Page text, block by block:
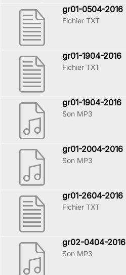
gr01-0504-2016
Fichier TXT
gr01-1904-2016
Fichier TXT
gr01-1904-2016
Son MP3
gr01-2004-2016
Son MP3
gr01-2604-2016
Fichier TXT
gr02-0404-2016
Son MP3